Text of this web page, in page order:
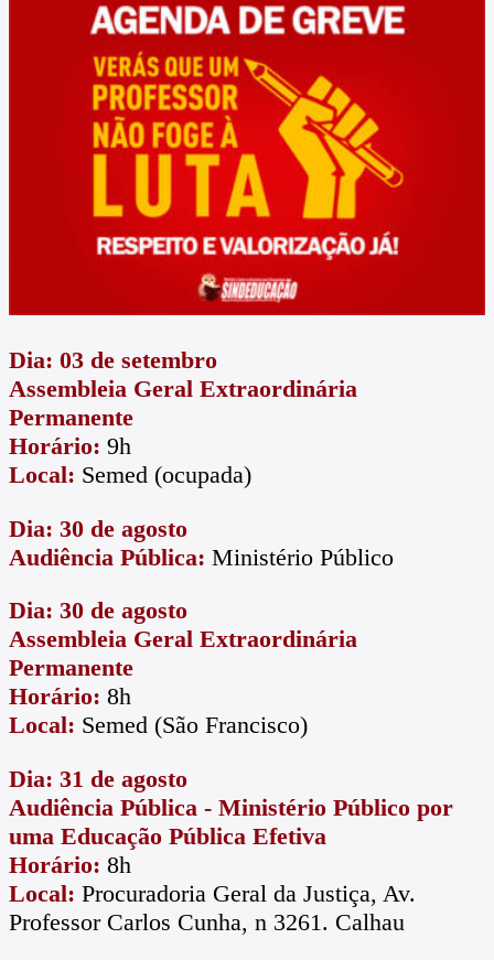
Dia: 03 de setembro
Assembleia Geral Extraordinária
Permanente
Horário: 9h
Local: Semed (ocupada)
Dia: 30 de agosto
Audiência Pública: Ministério Público
Dia: 30 de agosto
Assembleia Geral Extraordinária
Permanente
Horário: 8h
Local: Semed (São Francisco)
Dia: 31 de agosto
Audiência Pública - Ministério Público por
uma Educação Pública Efetiva
Horário: 8h
Local: Procuradoria Geral da Justiça, Av.
Professor Carlos Cunha, n 3261. Calhau